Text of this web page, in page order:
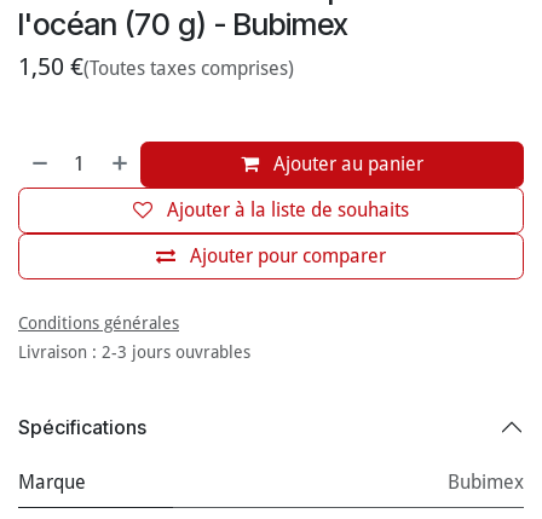
l'océan (70 g) - Bubimex
1,50 €(Toutes taxes comprises)
Ajouter au panier
Ajouter pour comparer
Ajouter à la liste de souhaits
Conditions générales
Livraison : 2-3 jours ouvrables
Spécifications
Marque Bubimex